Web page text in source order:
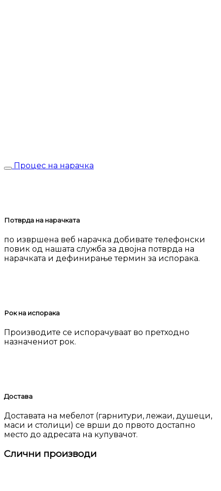
Процес на нарачка
Потврда на нарачката
по извршена веб нарачка добивате телефонски
повик од нашата служба за двојна потврда на
нарачката и дефинирање термин за испорака.
Рок на испорака
Производите се испорачуваат во претходно
назначениот рок.
Достава
Доставата на мебелот (гарнитури, лежаи, душеци,
маси и столици) се врши до првото достапно
место до адресата на купувачот.
Слични производи